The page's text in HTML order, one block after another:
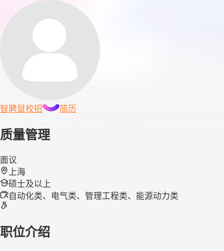
智聘鼠校招 简历
质量管理
面议
上海
硕士及以上
自动化类、电气类、管理工程类、能源动力类
职位介绍